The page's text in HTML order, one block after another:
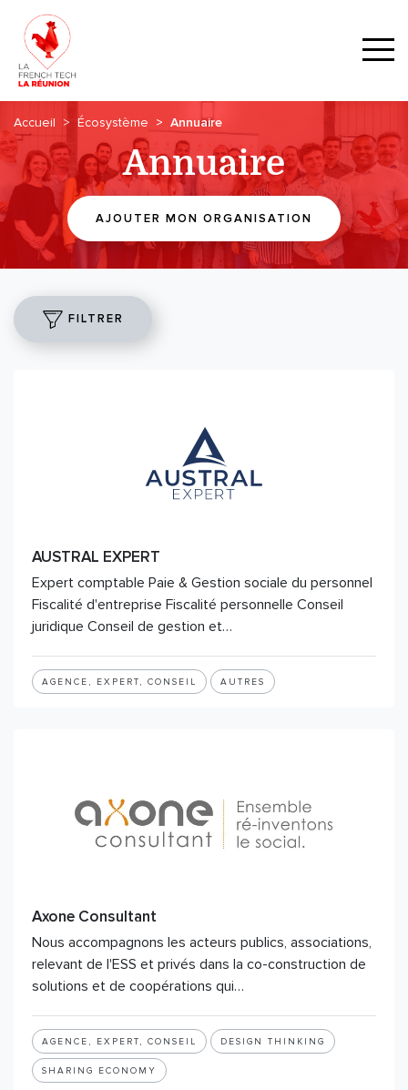
Accueil Écosystème Annuaire
Annuaire
AJOUTER MON ORGANISATION
FILTRER
AUSTRAL EXPERT
Expert comptable Paie & Gestion sociale du personnel
Fiscalité d'entreprise Fiscalité personnelle Conseil
juridique Conseil de gestion et…
AGENCE, EXPERT, CONSEIL AUTRES
Axone Consultant
Nous accompagnons les acteurs publics, associations,
relevant de l'ESS et privés dans la co-construction de
solutions et de coopérations qui…
AGENCE, EXPERT, CONSEIL DESIGN THINKING
SHARING ECONOMY